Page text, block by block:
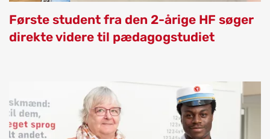
Første student fra den 2-årige HF søger
direkte videre til pædagogstudiet